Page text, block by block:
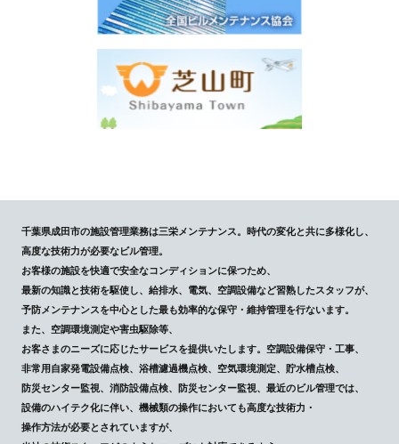
千葉県成田市の施設管理業務は三栄メンテナンス。時代の変化と共に多様化し、
高度な技術力が必要なビル管理。
お客様の施設を快適で安全なコンディションに保つため、
最新の知識と技術を駆使し、給排水、電気、空調設備など習熟したスタッフが、
予防メンテナンスを中心とした最も効率的な保守・維持管理を行ないます。
また、空調環境測定や害虫駆除等、
お客さまのニーズに応じたサービスを提供いたします。空調設備保守・工事、
非常用自家発電設備点検、浴槽濾過機点検、空気環境測定、貯水槽点検、
防災センター監視、消防設備点検、防災センター監視、最近のビル管理では、
設備のハイテク化に伴い、機械類の操作においても高度な技術力・
操作方法が必要とされていますが、